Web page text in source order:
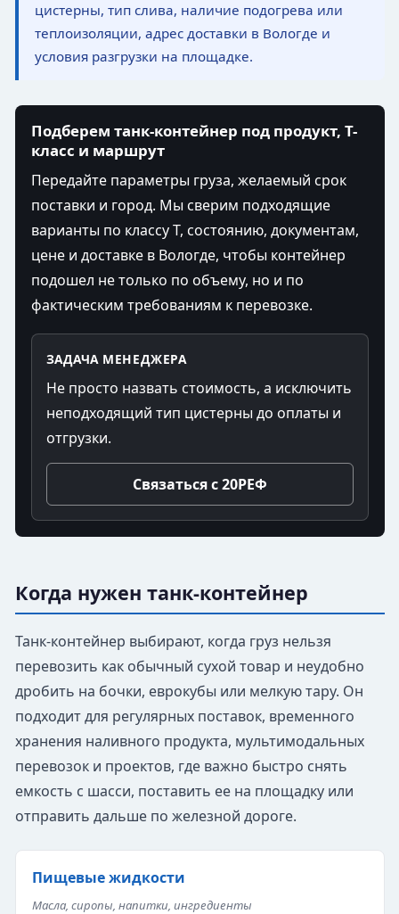
цистерны, тип слива, наличие подогрева или
теплоизоляции, адрес доставки в Вологде и
условия разгрузки на площадке.
Подберем танк-контейнер под продукт, T-
класс и маршрут
Передайте параметры груза, желаемый срок
поставки и город. Мы сверим подходящие
варианты по классу T, состоянию, документам,
цене и доставке в Вологде, чтобы контейнер
подошел не только по объему, но и по
фактическим требованиям к перевозке.
ЗАДАЧА МЕНЕДЖЕРА
Не просто назвать стоимость, а исключить
неподходящий тип цистерны до оплаты и
отгрузки.
Связаться с 20РЕФ
Когда нужен танк-контейнер
Танк-контейнер выбирают, когда груз нельзя
перевозить как обычный сухой товар и неудобно
дробить на бочки, еврокубы или мелкую тару. Он
подходит для регулярных поставок, временного
хранения наливного продукта, мультимодальных
перевозок и проектов, где важно быстро снять
емкость с шасси, поставить ее на площадку или
отправить дальше по железной дороге.
Пищевые жидкости
Масла, сиропы, напитки, ингредиенты